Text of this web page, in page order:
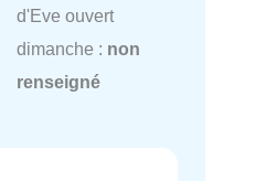
d'Eve ouvert
dimanche : non
renseigné